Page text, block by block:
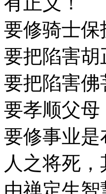
要修骑士保
要把陷害胡
要把陷害
要孝顺父
要修事业
人之将死，